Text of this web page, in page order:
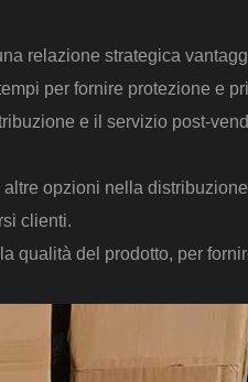
relazione strategica
per fornire protezione e
e il servizio post-
opzioni nella
clienti.
qualità del prodotto, per